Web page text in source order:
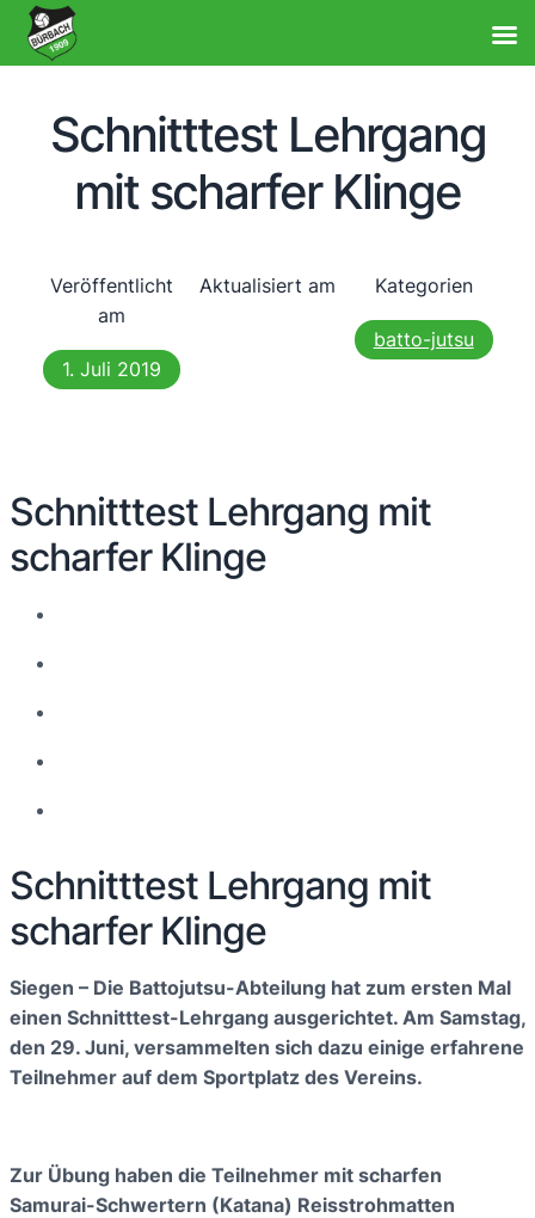
Schnitttest Lehrgang
mit scharfer Klinge
Veröffentlicht
am
1. Juli 2019
Aktualisiert am Kategorien
batto-jutsu
Schnitttest Lehrgang mit
scharfer Klinge
Schnitttest Lehrgang mit
scharfer Klinge
Siegen – Die Battojutsu-Abteilung hat zum ersten Mal
einen Schnitttest-Lehrgang ausgerichtet. Am Samstag,
den 29. Juni, versammelten sich dazu einige erfahrene
Teilnehmer auf dem Sportplatz des Vereins.
Zur Übung haben die Teilnehmer mit scharfen
Samurai-Schwertern (Katana) Reisstrohmatten